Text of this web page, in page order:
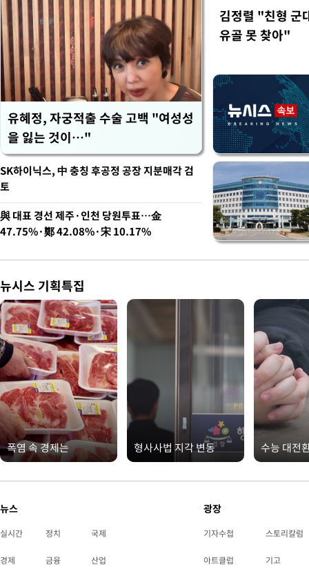
유혜정, 자궁적출 수술 고백 "여성성
을 잃는 것이…"
김정렬 "친형 군
유골 못 찾아"
SK하이닉스, 中 충칭 후공정 공장 지분매각 검
토
與 대표 경선 제주·인천 당원투표…金
47.75%·鄭 42.08%·宋 10.17%
뉴시스 기획특집
폭염 속 경제는 형사사법 지각 변동 수능 대전
뉴스
실시간 정치 국제
경제 금융 산업
광장
기자수첩 스토리칼럼
아트클럽 기고